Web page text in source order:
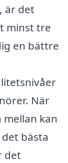
är det
minst tre
en bättre
När
kan
bästa
det